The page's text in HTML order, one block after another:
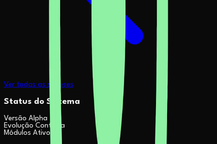
Ver todas as sínteses
Status do Sistema
Versão Alpha
Evolução Contínua
Módulos Ativos